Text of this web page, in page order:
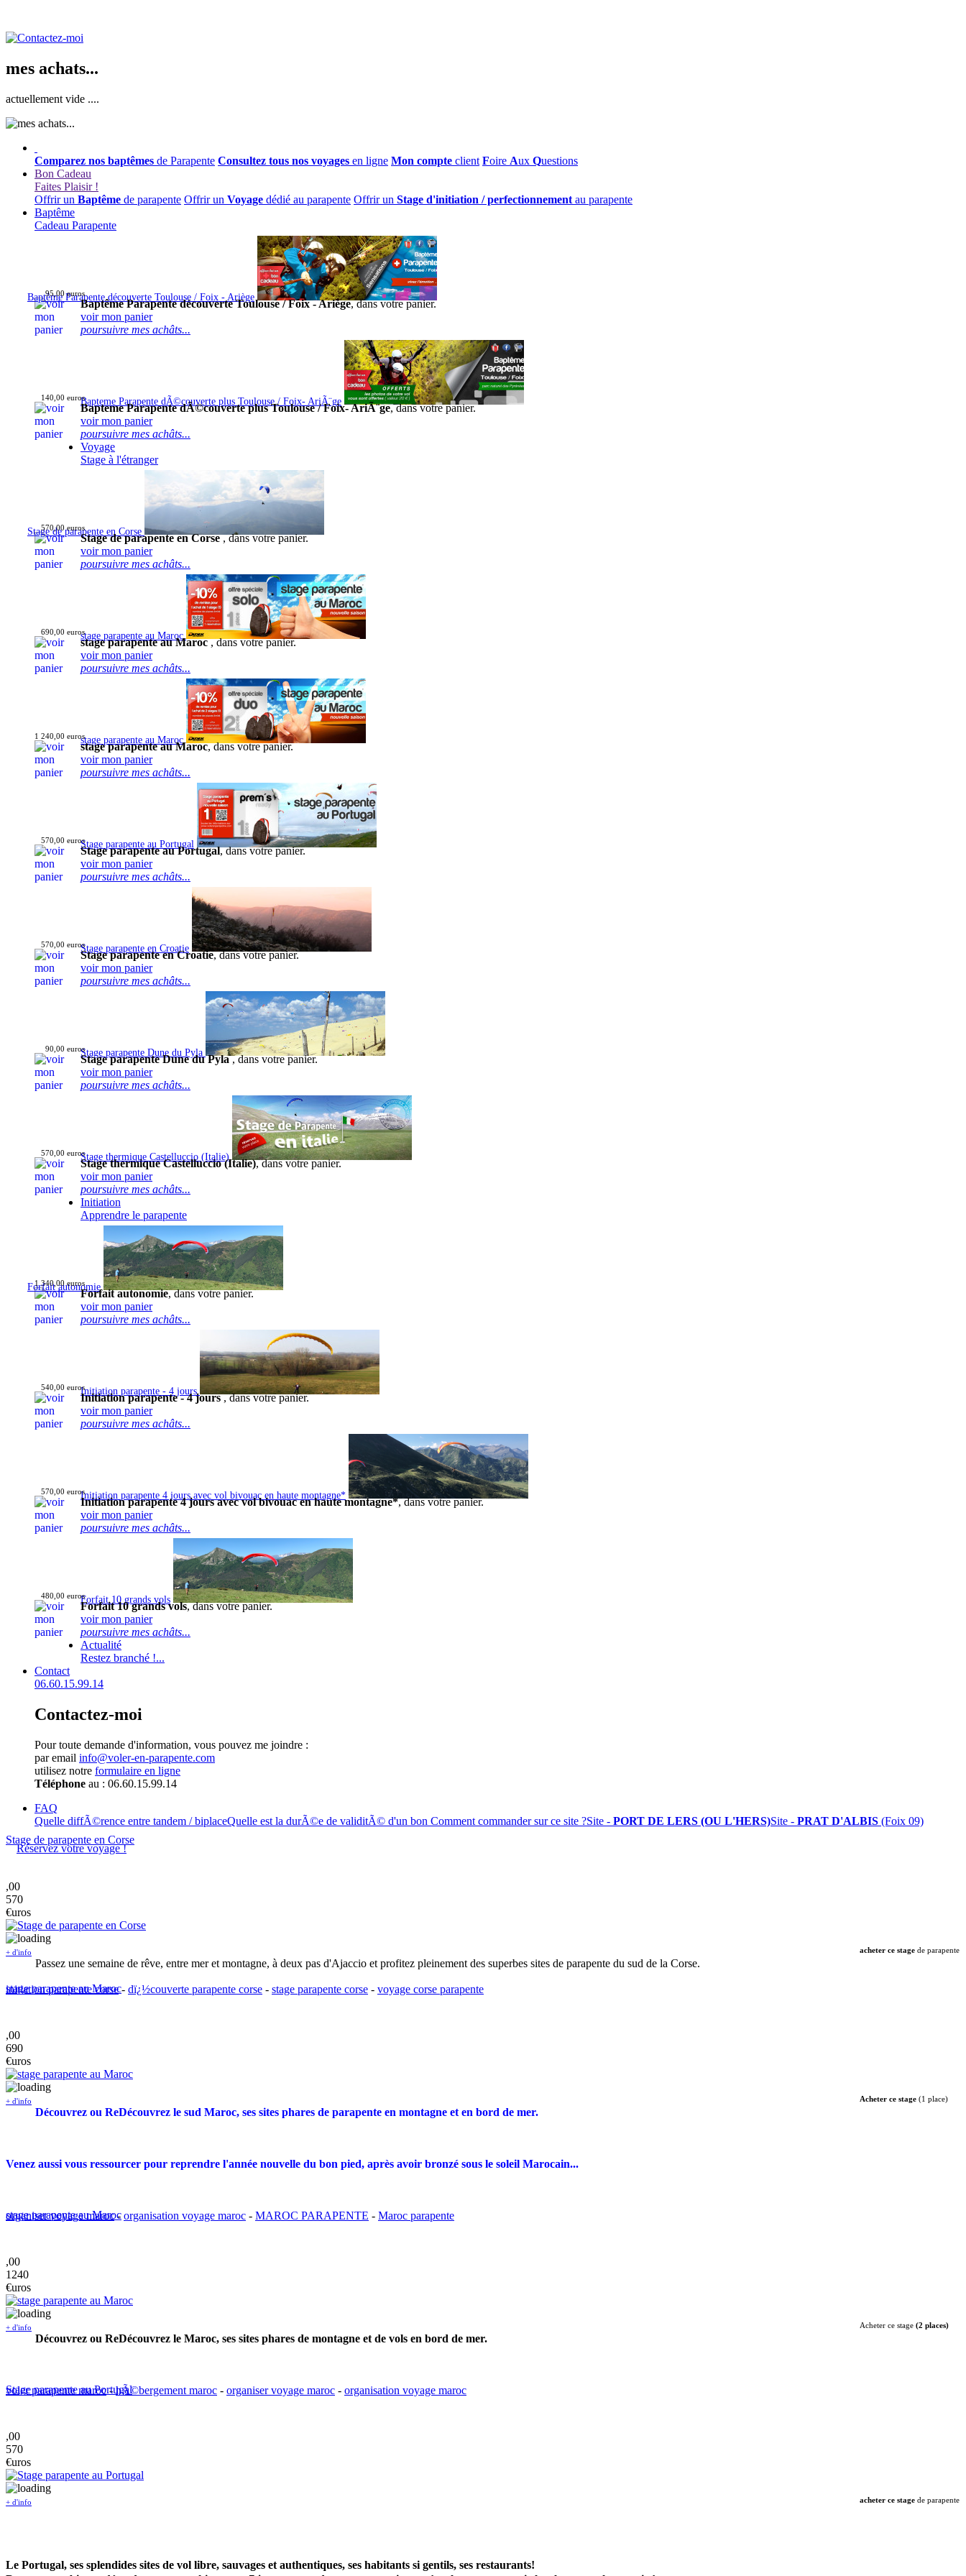
mes achats...
actuellement vide ....
Comparez nos baptêmes de Parapente Consultez tous nos voyages en ligne Mon compte client Foire Aux Questions
Bon Cadeau
Faites Plaisir !
Offrir un Baptême de parapente Offrir un Voyage dédié au parapente Offrir un Stage d'initiation / perfectionnement au parapente
Baptême
Cadeau Parapente
Baptême Parapente découverte Toulouse / Foix - Ariège
95,00 euros
Baptême Parapente découverte Toulouse / Foix - Ariège, dans votre panier.
voir mon panier
poursuivre mes achâts...
Bapteme Parapente dÃ©couverte plus Toulouse / Foix- AriÃ¨ge
140,00 euros
Bapteme Parapente dÃ©couverte plus Toulouse / Foix- AriÃ¨ge, dans votre panier.
voir mon panier
poursuivre mes achâts...
Voyage
Stage à l'étranger
Stage de parapente en Corse
570,00 euros
Stage de parapente en Corse, dans votre panier.
voir mon panier
poursuivre mes achâts...
stage parapente au Maroc
690,00 euros
stage parapente au Maroc, dans votre panier.
voir mon panier
poursuivre mes achâts...
stage parapente au Maroc
1 240,00 euros
stage parapente au Maroc, dans votre panier.
voir mon panier
poursuivre mes achâts...
Stage parapente au Portugal
570,00 euros
Stage parapente au Portugal, dans votre panier.
voir mon panier
poursuivre mes achâts...
Stage parapente en Croatie
570,00 euros
Stage parapente en Croatie, dans votre panier.
voir mon panier
poursuivre mes achâts...
Stage parapente Dune du Pyla
90,00 euros
Stage parapente Dune du Pyla, dans votre panier.
voir mon panier
poursuivre mes achâts...
Stage thermique Castelluccio (Italie)
570,00 euros
Stage thermique Castelluccio (Italie), dans votre panier.
voir mon panier
poursuivre mes achâts...
Initiation
Apprendre le parapente
Forfait autonomie
1 340,00 euros
Forfait autonomie, dans votre panier.
voir mon panier
poursuivre mes achâts...
Initiation parapente - 4 jours
540,00 euros
Initiation parapente - 4 jours, dans votre panier.
voir mon panier
poursuivre mes achâts...
Initiation parapente 4 jours avec vol bivouac en haute montagne*
570,00 euros
Initiation parapente 4 jours avec vol bivouac en haute montagne*, dans votre panier.
voir mon panier
poursuivre mes achâts...
Forfait 10 grands vols
480,00 euros
Forfait 10 grands vols, dans votre panier.
voir mon panier
poursuivre mes achâts...
Actualité
Restez branché !...
Contact
06.60.15.99.14
Contactez-moi
Pour toute demande d'information, vous pouvez me joindre :
par email info@voler-en-parapente.com
utilisez notre formulaire en ligne
Téléphone au : 06.60.15.99.14
FAQ
Quelle diffÃ©rence entre tandem / biplaceQuelle est la durÃ©e de validitÃ© d'un bon Comment commander sur ce site ?Site - PORT DE LERS (OU L'HERS)Site - PRAT D'ALBIS (Foix 09)
Réservez votre voyage !
Stage de parapente en Corse
,00
570
€uros
+ d'info acheter ce stage de parapente
Passez une semaine de rêve, entre mer et montagne, à deux pas d'Ajaccio et profitez pleinement des superbes sites de parapente du sud de la Corse.
initiation parapente corse- dï¿½couverte parapente corse - stage parapente corse - voyage corse parapente
stage parapente au Maroc
,00
690
€uros
+ d'info Acheter ce stage (1 place)
Découvrez ou ReDécouvrez le sud Maroc, ses sites phares de parapente en montagne et en bord de mer.
Venez aussi vous ressourcer pour reprendre l'année nouvelle du bon pied, après avoir bronzé sous le soleil Marocain...
organiser voyage maroc-organisation voyage maroc - MAROC PARAPENTE - Maroc parapente
stage parapente au Maroc
,00
1240
€uros
+ d'info Acheter ce stage (2 places)
Découvrez ou ReDécouvrez le Maroc, ses sites phares de montagne et de vols en bord de mer.
voler parapente maroc-hÃ©bergement maroc - organiser voyage maroc - organisation voyage maroc
Stage parapente au Portugal
,00
570
€uros
+ d'info acheter ce stage de parapente
Le Portugal, ses splendides sites de vol libre, sauvages et authentiques, ses habitants si gentils, ses restaurants!